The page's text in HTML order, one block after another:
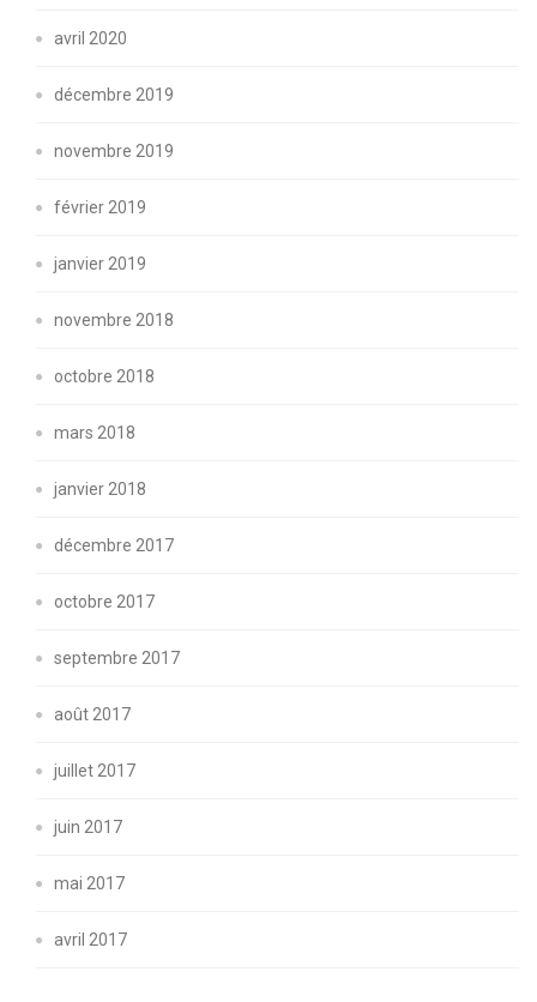
avril 2020
décembre 2019
novembre 2019
février 2019
janvier 2019
novembre 2018
octobre 2018
mars 2018
janvier 2018
décembre 2017
octobre 2017
septembre 2017
août 2017
juillet 2017
juin 2017
mai 2017
avril 2017